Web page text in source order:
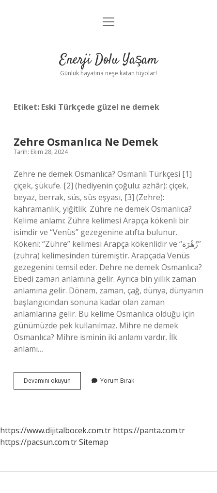
Anasayfa
Yasal Uyarı
menüyü
Enerji Dolu Yaşam
Günlük hayatına neşe katan tüyolar!
Etiket: Eski Türkçede güzel ne demek
Zehre Osmanlıca Ne Demek
Tarih: Ekim 28, 2024
Zehre ne demek Osmanlıca? Osmanlı Türkçesi [1]
çiçek, şükufe. [2] (hediyenin çoğulu: azhâr): çiçek,
beyaz, berrak, süs, süs eşyası, [3] (Zehre):
kahramanlık, yiğitlik. Zühre ne demek Osmanlıca?
Kelime anlamı: Zühre kelimesi Arapça kökenli bir
isimdir ve “Venüs” gezegenine atıfta bulunur.
Kökeni: “Zühre” kelimesi Arapça kökenlidir ve “زُهْرَة”
(zuhra) kelimesinden türemiştir. Arapçada Venüs
gezegenini temsil eder. Dehre ne demek Osmanlıca?
Ebedi zaman anlamına gelir. Ayrıca bin yıllık zaman
anlamına gelir. Dönem, zaman, çağ, dünya, dünyanın
başlangıcından sonuna kadar olan zaman
anlamlarına gelir. Bu kelime Osmanlıca olduğu için
günümüzde pek kullanılmaz. Mihre ne demek
Osmanlıca? Mihre isminin iki anlamı vardır. İlk
anlamı…
Devamını okuyun
Osmanlıca
Yorum Bırak
https://www.dijitalbocek.com.tr https://panta.com.tr
https://pacsun.com.trSitemap